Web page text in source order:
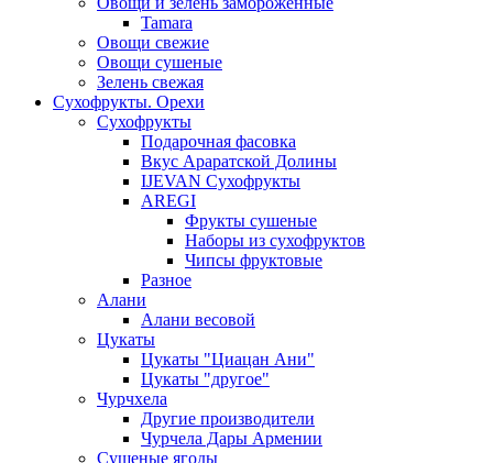
Tamara
Овощи свежие
Овощи сушеные
Зелень свежая
Сухофрукты. Орехи
Сухофрукты
Подарочная фасовка
Вкус Араратской Долины
IJEVAN Сухофрукты
AREGI
Фрукты сушеные
Наборы из сухофруктов
Чипсы фруктовые
Разное
Алани
Алани весовой
Цукаты
Цукаты "Циацан Ани"
Цукаты "другое"
Чурчхела
Другие производители
Чурчела Дары Армении
Сушеные ягоды